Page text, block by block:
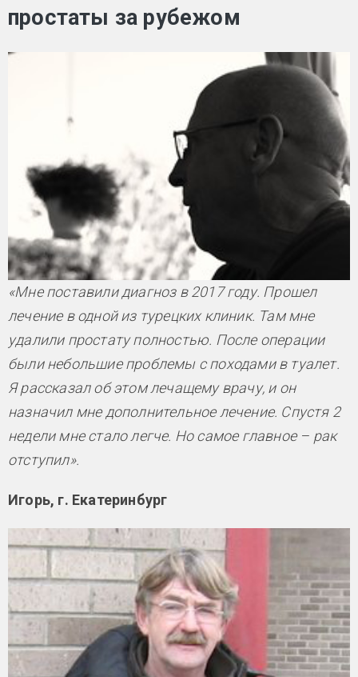
простаты за рубежом
«Мне поставили диагноз в 2017 году. Прошел
лечение в одной из турецких клиник. Там мне
удалили простату полностью. После операции
были небольшие проблемы с походами в туалет.
Я рассказал об этом лечащему врачу, и он
назначил мне дополнительное лечение. Спустя 2
недели мне стало легче. Но самое главное – рак
отступил».
Игорь, г. Екатеринбург